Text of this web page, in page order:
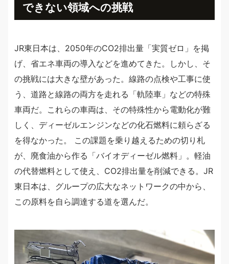
できない領域への挑戦
JR東日本は、2050年のCO2排出量「実質ゼロ」を掲
げ、省エネ車両の導入などを進めてきた。しかし、そ
の挑戦には大きな壁があった。線路の点検や工事に使
う、道路と線路の両方を走れる「軌陸車」などの特殊
車両だ。これらの車両は、その特殊性から電動化が難
しく、ディーゼルエンジンなどの化石燃料に頼らざる
を得なかった。 この課題を乗り越えるための切り札
が、廃食油から作る「バイオディーゼル燃料」。軽油
の代替燃料として使え、CO2排出量を削減できる。JR
東日本は、グループの広大なネットワークの中から、
この原料を自ら調達する道を選んだ。